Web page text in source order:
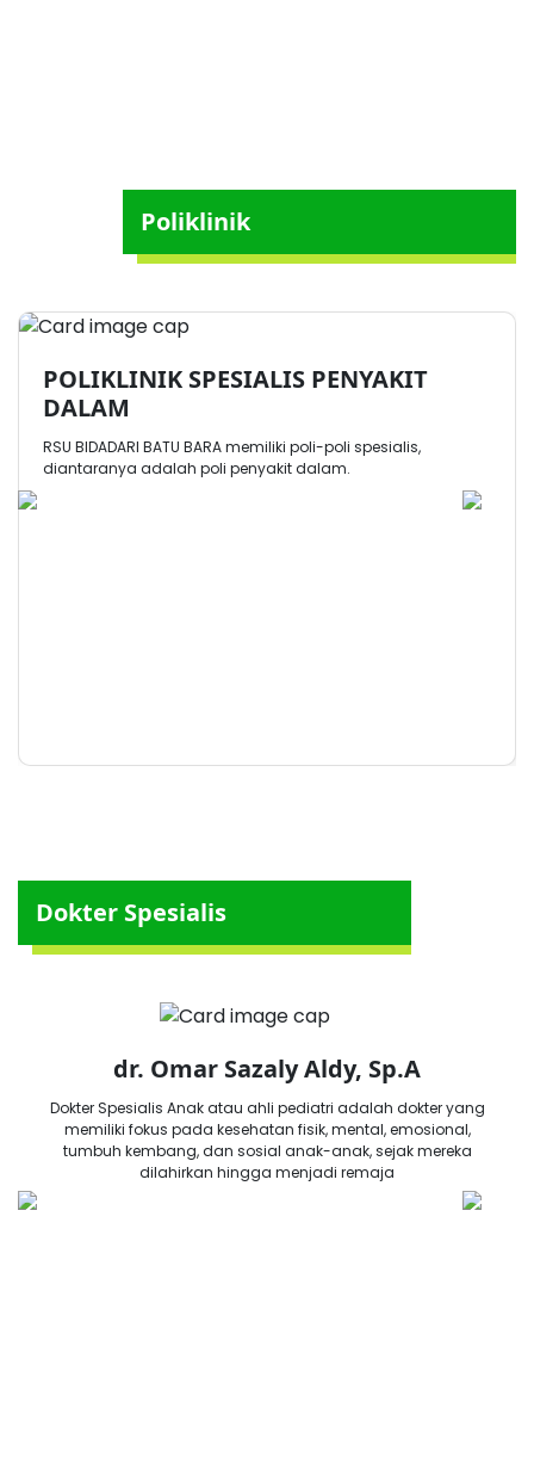
Poliklinik
POLIKLINIK SPESIALIS PENYAKIT
DALAM
RSU BIDADARI BATU BARA memiliki poli-poli spesialis,
diantaranya adalah poli penyakit dalam.
Dokter Spesialis
dr. Omar Sazaly Aldy, Sp.A
Dokter Spesialis Anak atau ahli pediatri adalah dokter yang
memiliki fokus pada kesehatan fisik, mental, emosional,
tumbuh kembang, dan sosial anak-anak, sejak mereka
dilahirkan hingga menjadi remaja